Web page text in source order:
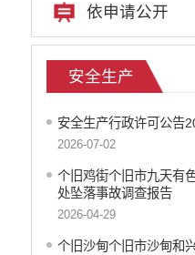
民政信息
乡村振兴
农业发展
气象信息
水务信息
林业信息
教育教学
医疗卫生
依申请公开
安全生产
安全生产行政许可公告
2026-07-02
个旧鸡街个旧市九天有
处坠落事故调查报告
2026-04-29
个旧沙甸个旧市沙甸和